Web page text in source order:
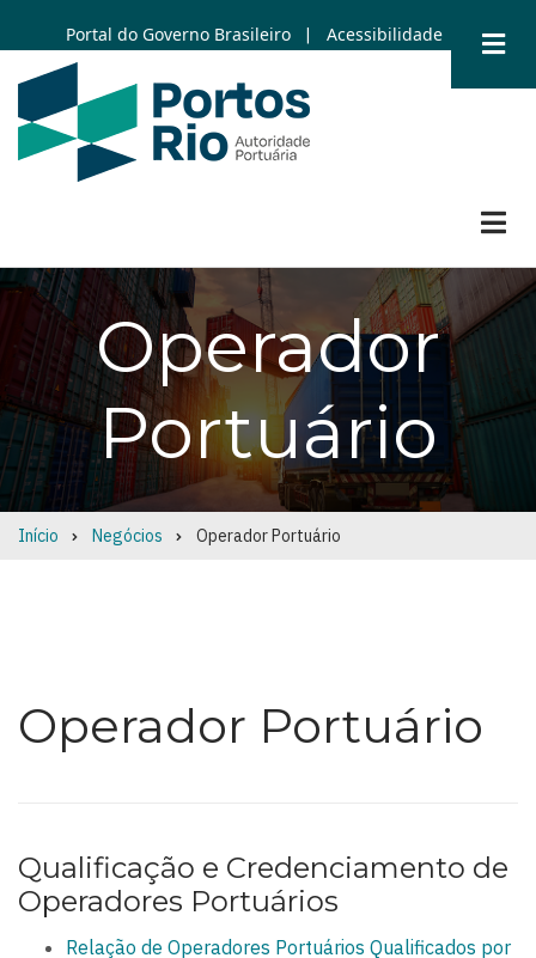
to
main
content
Portal do Governo Brasileiro | Acessibilidade
Operador
Portuário
Breadcrumb
Início Negócios Operador Portuário
Operador Portuário
Qualificação e Credenciamento de
Operadores Portuários
Relação de Operadores Portuários Qualificados por